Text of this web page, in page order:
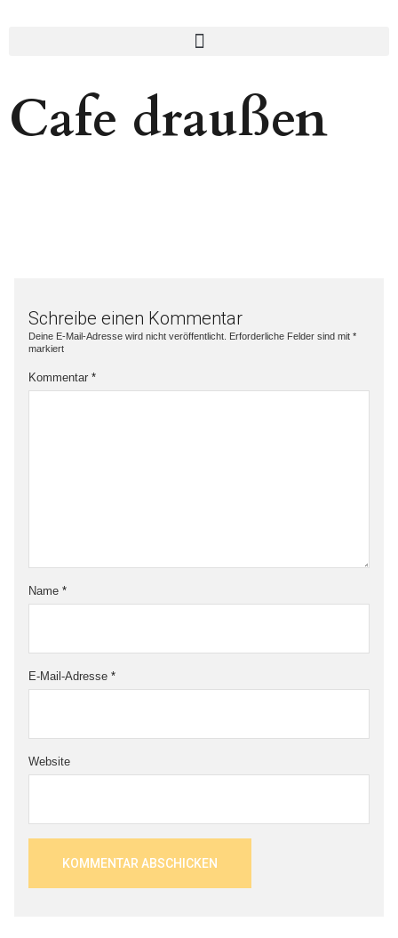
Cafe draußen
Schreibe einen Kommentar
Deine E-Mail-Adresse wird nicht veröffentlicht. Erforderliche Felder sind mit *
markiert
Kommentar *
Name *
E-Mail-Adresse *
Website